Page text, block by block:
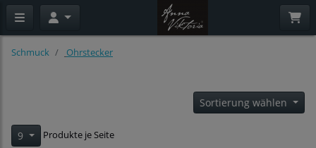
Schmuck Ohrstecker
Sortierung wählen
9 Produkte je Seite